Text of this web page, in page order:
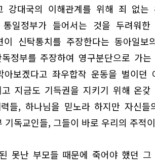
강대국의 이해관계를 위해 죄 없는
일정부가 들어서는 것을 두려워한
신탁통치를 주장한다는 동아일보
정부를 주장하여 영구분단으로 가는
보겠다고 좌우합작 운동을 벌이던
지금도 기득권을 지키기 위해 온갖
들, 하나님을 믿노라 하지만 자신들
독교인들, 그들이 바로 우리의 주적
못난 부모들 때문에 죽어야 했던 그